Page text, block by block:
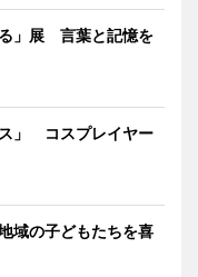
」展 言葉と記憶を
」 コスプレイヤー
域の子どもたちを喜